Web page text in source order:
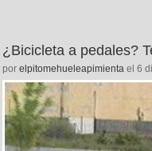
¿Bicicleta a pedales?
por elpitomehueleapimienta el 6